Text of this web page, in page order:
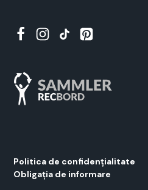
Polit­i­ca de con­fi­dențial­i­tate
Oblig­ația de infor­mare